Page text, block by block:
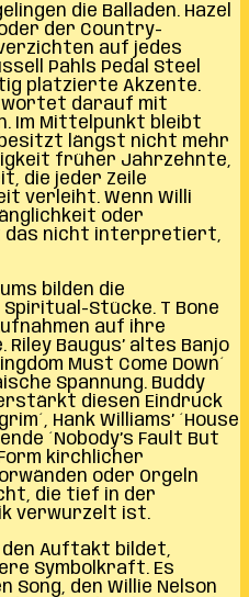
die Balladen. Hazel
oder der Country-
auf jedes
Pahls Pedal Steel
platzierte Akzente.
darauf mit
Im Mittelpunkt bleibt
besitzt längst nicht mehr
früher Jahrzehnte,
die jeder Zeile
verleiht. Wenn Willi
oder
das nicht interpretiert,
bilden die
Stücke. T Bone
auf ihre
Baugus’ altes Banjo
Must Come Down´
Spannung. Buddy
diesen Eindruck
Hank Williams’ ´House
´Nobody’s Fault But
kirchlicher
oder Orgeln
die tief in der
verwurzelt ist.
den Auftakt bildet,
Symbolkraft. Es
Song, den Willie Nelson